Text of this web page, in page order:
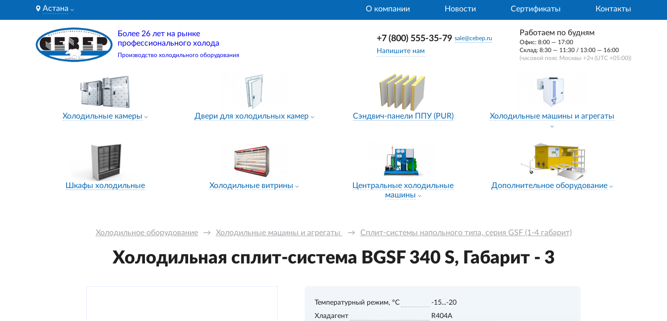
Астана О компании Новости Сертификаты Контакты
Более 26 лет на рынке
профессионального холода
Производство холодильного оборудования
+7 (800) 555-35-79 sale@cebep.ru
Напишите нам
Работаем по будням
Офис: 8:00 — 17:00
Склад: 8:30 — 11:30 / 13:00 — 16:00
(часовой пояс Москвы +2ч (UTC +05:00))
Холодильные камеры Двери для холодильных камер Сэндвич-панели ППУ (PUR) Холодильные машины и агрегаты
Шкафы холодильные Холодильные витрины
Центральные холодильные
машины
Дополнительное оборудование
Холодильное оборудование → Холодильные машины и агрегаты → Сплит-системы напольного типа, серия GSF (1-4 габарит)
Холодильная сплит-система BGSF 340 S, Габарит - 3
Температурный режим, °С
-15...-20
Хладагент
R404A